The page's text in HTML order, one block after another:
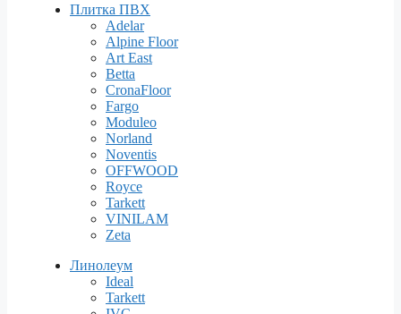
Плитка ПВХ
Adelar
Alpine Floor
Art East
Betta
CronaFloor
Fargo
Moduleo
Norland
Noventis
OFFWOOD
Royce
Tarkett
VINILAM
Zeta
Линолеум
Ideal
Tarkett